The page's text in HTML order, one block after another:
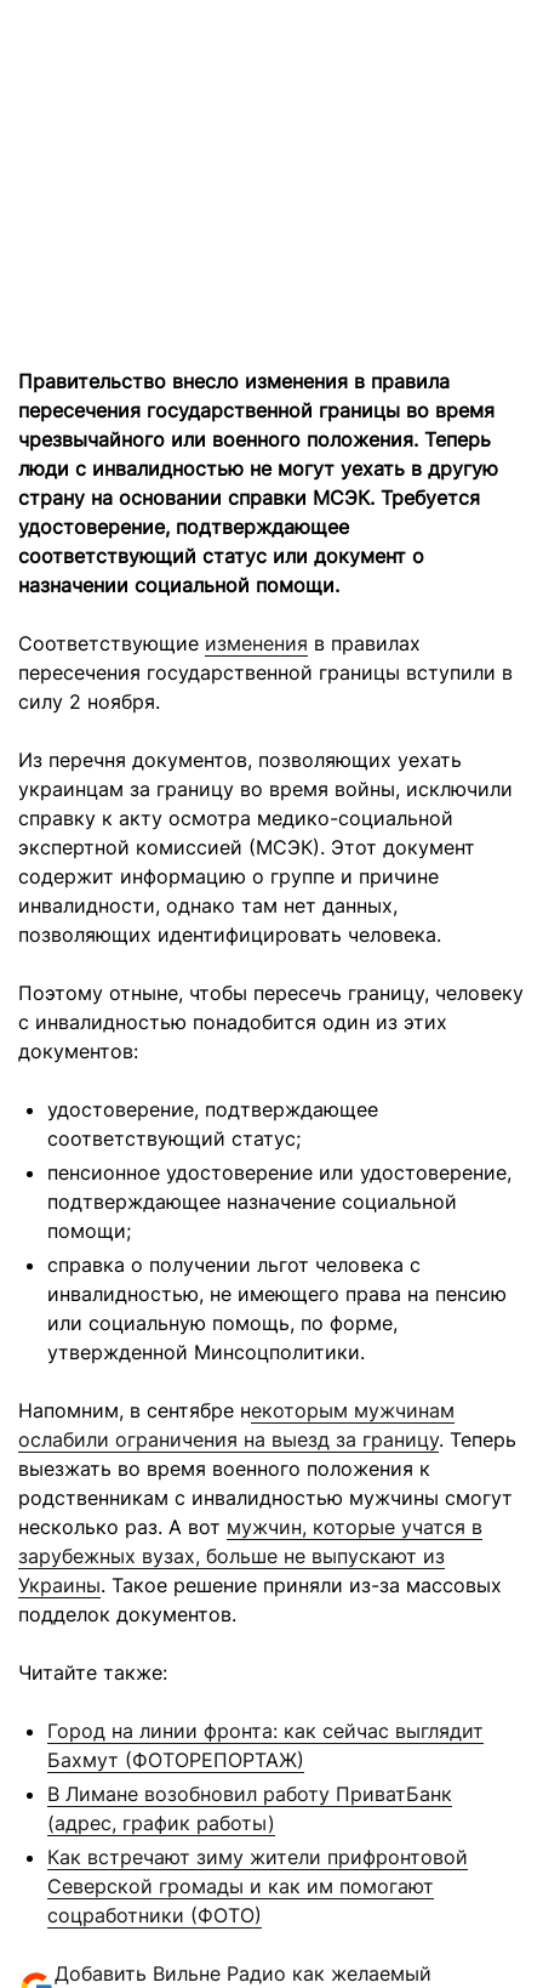
Правительство внесло изменения в правила
пересечения государственной границы во время
чрезвычайного или военного положения. Теперь
люди с инвалидностью не могут уехать в другую
страну на основании справки МСЭК. Требуется
удостоверение, подтверждающее
соответствующий статус или документ о
назначении социальной помощи.
Соответствующие изменения в правилах
пересечения государственной границы вступили в
силу 2 ноября.
Из перечня документов, позволяющих уехать
украинцам за границу во время войны, исключили
справку к акту осмотра медико-социальной
экспертной комиссией (МСЭК). Этот документ
содержит информацию о группе и причине
инвалидности, однако там нет данных,
позволяющих идентифицировать человека.
Поэтому отныне, чтобы пересечь границу, человеку
с инвалидностью понадобится один из этих
документов:
удостоверение, подтверждающее
соответствующий статус;
пенсионное удостоверение или удостоверение,
подтверждающее назначение социальной
помощи;
справка о получении льгот человека с
инвалидностью, не имеющего права на пенсию
или социальную помощь, по форме,
утвержденной Минсоцполитики.
Напомним, в сентябре некоторым мужчинам
ослабили ограничения на выезд за границу. Теперь
выезжать во время военного положения к
родственникам с инвалидностью мужчины смогут
несколько раз. А вот мужчин, которые учатся в
зарубежных вузах, больше не выпускают из
Украины. Такое решение приняли из-за массовых
подделок документов.
Читайте также:
Город на линии фронта: как сейчас выглядит
Бахмут (ФОТОРЕПОРТАЖ)
В Лимане возобновил работу ПриватБанк
(адрес, график работы)
Как встречают зиму жители прифронтовой
Северской громады и как им помогают
соцработники (ФОТО)
Добавить Вильне Радио как желаемый